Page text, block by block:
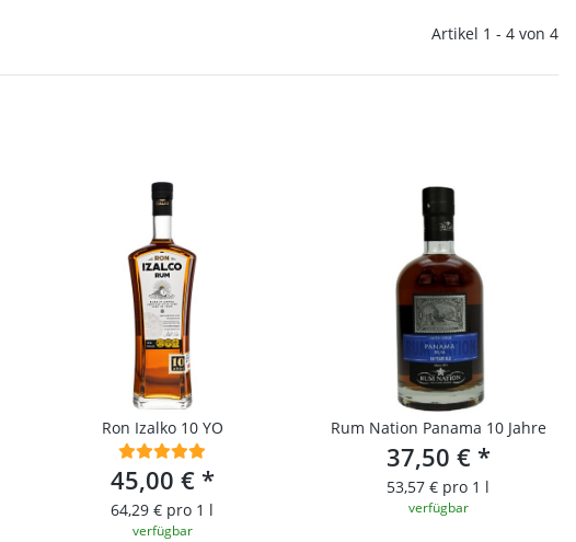
Artikel 1 - 4 von 4
Ron Izalko 10 YO
45,00 € *
64,29 € pro 1 l
verfügbar
Rum Nation Panama 10 Jahre
37,50 € *
53,57 € pro 1 l
verfügbar